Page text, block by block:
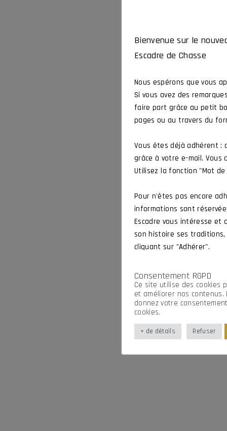
Bienvenue sur le
Escadre de Chasse
Nous espérons que vous
Si vous avez des
faire part grâce au petit
pages ou au travers du
Vous êtes déjà adhérent :
grâce à votre e-mail. Vous
Utilisez la fonction "Mot
Pour n'êtes pas encore
informations sont
Escadre vous intéresse et
son histoire ses
cliquant sur "Adhérer".
Consentement RGPD
Ce site utilise des cookies
et améliorer nos
donnez votre
cookies.
+ de détails Refuser